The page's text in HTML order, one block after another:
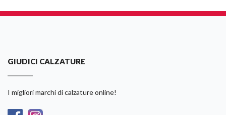
GIUDICI CALZATURE
I migliori marchi di calzature online!